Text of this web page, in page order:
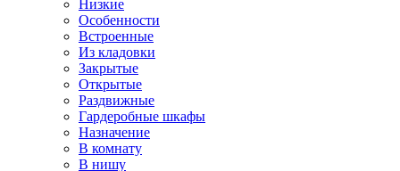
Низкие
Особенности
Встроенные
Из кладовки
Закрытые
Открытые
Раздвижные
Гардеробные шкафы
Назначение
В комнату
В нишу